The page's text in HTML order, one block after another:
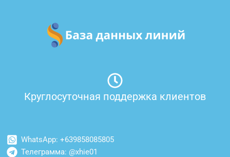
содержимому
Круглосуточная поддержка клиентов
WhatsApp: +639858085805
Телеграмма: @xhie01